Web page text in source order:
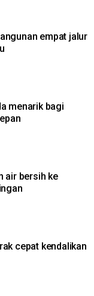
empat jalur
menarik bagi
air bersih ke
cepat kendalikan